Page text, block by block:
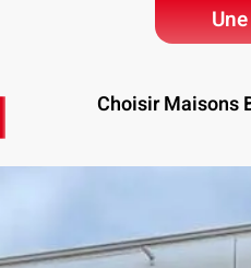
Choisir Maisons